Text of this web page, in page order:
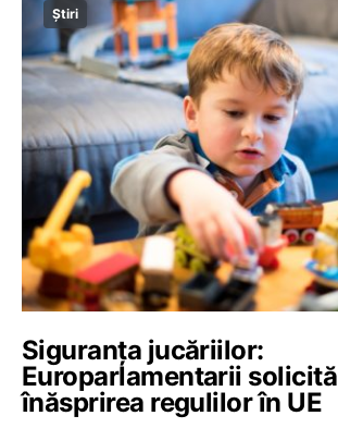
Știri
Siguranța jucăriilor:
Europarlamentarii solicită
înăsprirea regulilor în UE